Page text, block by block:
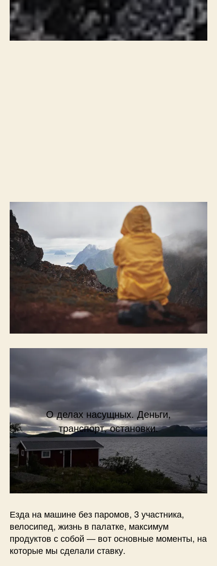
О делах насущных. Деньги,
транспорт, остановки.
Езда на машине без паромов, 3 участника,
велосипед, жизнь в палатке, максимум
продуктов с собой — вот основные моменты, на
которые мы сделали ставку.